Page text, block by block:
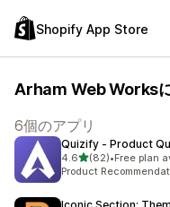
Shopify App Store
Arham Web Works
6個のアプリ
Quizify ‑ Product
4.65つ星中
(82)
合計レビュー数：82件
•Free plan
Product